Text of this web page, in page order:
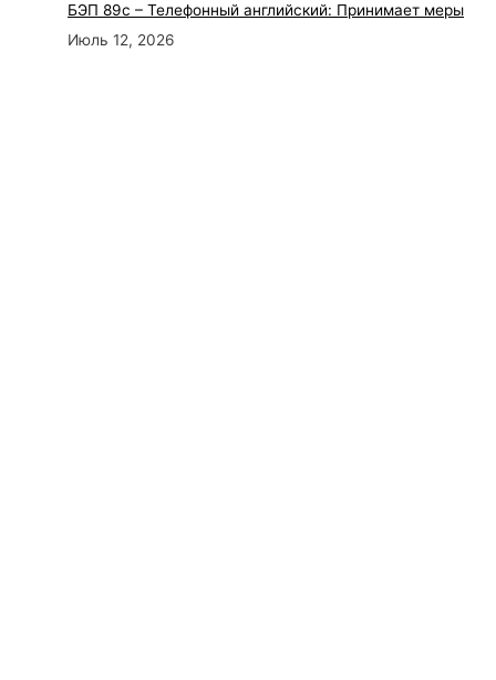
БЭП 89с – Телефонный английский: Принимает меры
Июль 12, 2026